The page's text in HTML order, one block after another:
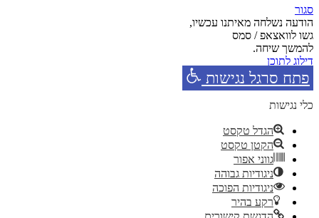
סגור
הודעה נשלחה מאיתנו עכשיו,
גשו לוואצאפ / סמס
להמשך שיחה.
דילוג לתוכן
פתח סרגל נגישות
כלי נגישות
הגדל טקסט
הקטן טקסט
גווני אפור
ניגודיות גבוהה
ניגודיות הפוכה
רקע בהיר